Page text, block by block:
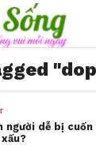
người dễ bị cuốn